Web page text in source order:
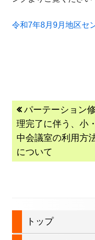
令和7年8月9月地区セ
投
稿
ナ
前
の
記
事:
パーテーション修
理完了に伴う、小・
中会議室の利用方
について
トップ